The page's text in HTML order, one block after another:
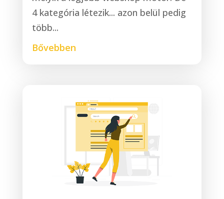
4 kategória létezik... azon belül pedig
több...
Bővebben